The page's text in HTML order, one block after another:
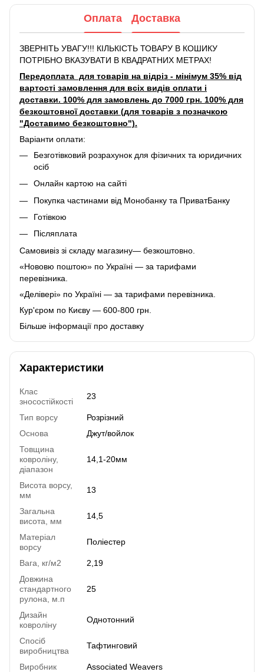
Оплата Доставка
ЗВЕРНІТЬ УВАГУ!!! КІЛЬКІСТЬ ТОВАРУ В КОШИКУ
ПОТРІБНО ВКАЗУВАТИ В КВАДРАТНИХ МЕТРАХ!
Передоплата для товарів на відріз - мінімум 35% від
вартості замовлення для всіх видів оплати і
доставки. 100% для замовлень до 7000 грн. 100% для
безкоштовної доставки (для товарів з позначкою
"Доставимо безкоштовно").
Варіанти оплати:
Безготівковий розрахунок для фізичних та юридичних
осіб
Онлайн картою на сайті
Покупка частинами від Монобанку та ПриватБанку
Готівкою
Післяплата
Самовивіз зі складу магазину— безкоштовно.
«Нововю поштою» по Україні — за тарифами
перевізника.
«Делівері» по Україні — за тарифами перевізника.
Кур'єром по Києву — 600-800 грн.
Більше інформації про доставку
Характеристики
Клас
зносостійкості
23
Тип ворсу
Розрізний
Основа
Джут/войлок
Товщина
ковроліну,
діапазон
14,1-20мм
Висота ворсу,
мм
13
Загальна
висота, мм
14,5
Матеріал
ворсу
Поліестер
Вага, кг/м2
2,19
Довжина
стандартного
рулона, м.п
25
Дизайн
ковроліну
Однотонний
Спосіб
виробництва
Тафтинговий
Виробник
Associated Weavers